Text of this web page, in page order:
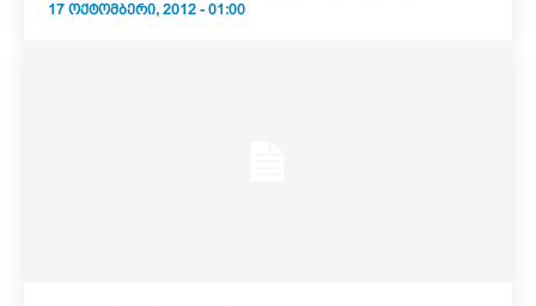
17 ᲝᲥᲢᲝᲛᲑᲔᲠᲘ, 2012 - 01:00